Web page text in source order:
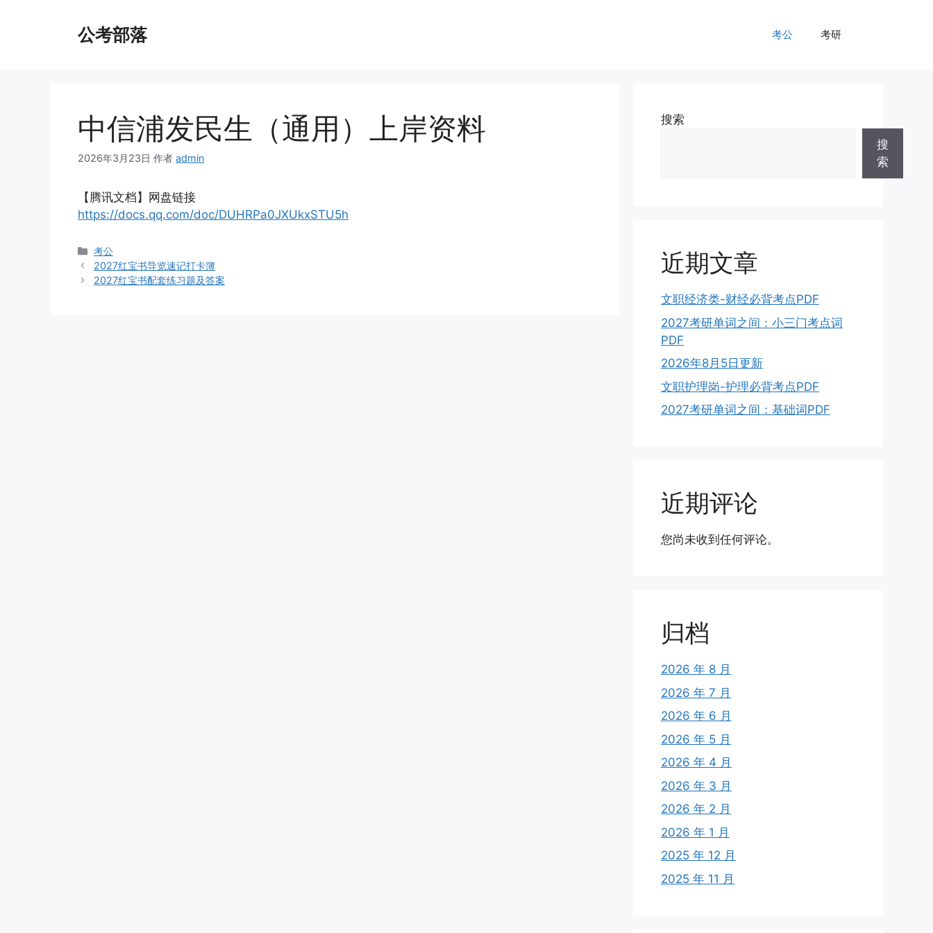
公考部落 考公 考研
中信浦发民生（通用）上岸资料
2026年3月23日 作者 admin
【腾讯文档】网盘链接
https://docs.qq.com/doc/DUHRPa0JXUkxSTU5h
分
类
考公
2027红宝书导览速记打卡簿
2027红宝书配套练习题及答案
搜索
搜
索
近期文章
文职经济类-财经必背考点PDF
2027考研单词之间：小三门考点词
PDF
2026年8月5日更新
文职护理岗-护理必背考点PDF
2027考研单词之间：基础词PDF
近期评论
您尚未收到任何评论。
归档
2026 年 8 月
2026 年 7 月
2026 年 6 月
2026 年 5 月
2026 年 4 月
2026 年 3 月
2026 年 2 月
2026 年 1 月
2025 年 12 月
2025 年 11 月